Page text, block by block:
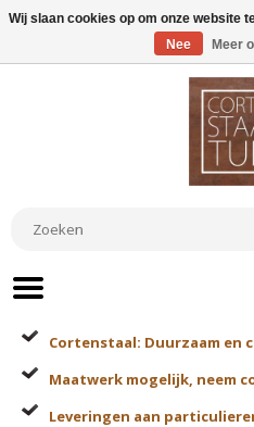
Cortenstaal: Duurzaam en
Maatwerk mogelijk, neem
Leveringen aan
Wij slaan cookies op om onze website
Nee
Meer